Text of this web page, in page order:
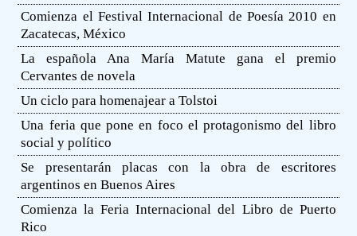
Comienza el Festival Internacional de Poesía 2010 en
Zacatecas, México
La española Ana María Matute gana el premio
Cervantes de novela
Un ciclo para homenajear a Tolstoi
Una feria que pone en foco el protagonismo del libro
social y político
Se presentarán placas con la obra de escritores
argentinos en Buenos Aires
Comienza la Feria Internacional del Libro de Puerto
Rico